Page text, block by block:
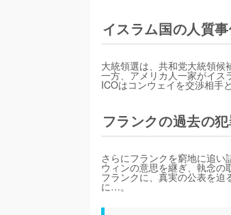
イスラム国の人質
大統領選は、共和党大統領候
一方、アメリカ人一家がイス
ICOはコンウェイを交渉相手
フランクの過去の
さらにフランクを窮地に追
ウィンの意思を継ぎ、執念の
フランクに、真実の公表を
に…。